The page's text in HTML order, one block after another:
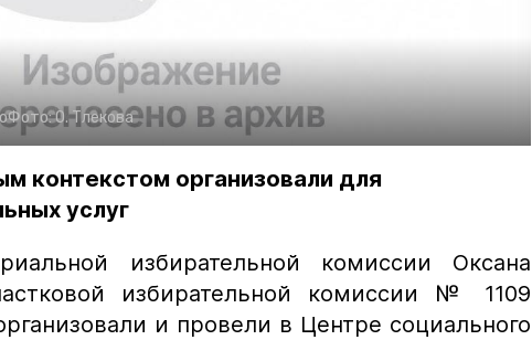
Фото:О. Тлекова
контекстом организовали для
услуг
избирательной комиссии Оксана
избирательной комиссии № 1109
и провели в Центре социального